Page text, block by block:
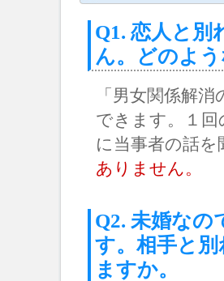
Q1. 恋人と別
ん。どのよ
「男女関係解
できます。１
に当事者の話
ありません。
Q2. 未婚なの
す。相手と
ますか。